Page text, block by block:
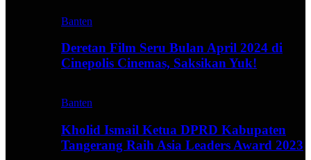
Banten
Deretan Film Seru Bulan April 2024 di
Cinepolis Cinemas, Saksikan Yuk!
Banten
Kholid Ismail Ketua DPRD Kabupaten
Tangerang Raih Asia Leaders Award 2023